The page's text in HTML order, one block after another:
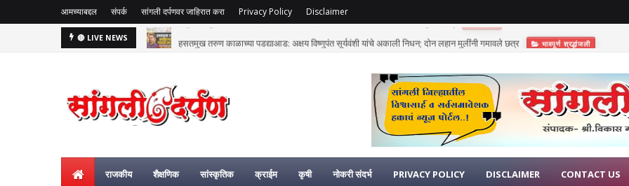
आमच्याबद्दल संपर्क सांगली दर्पणवर जाहिरात करा Privacy Policy Disclaimer
🔴 LIVE NEWS हसतमुख तरुण काळाच्या पडद्याआड: अक्षय विष्णुपंत सूर्यवंशी यांचे अकाली निधन; दोन लहान मुलींनी गमावले छत्र भावपूर्ण श्रद्धांजली
राजकीय शैक्षणिक सांस्कृतिक क्राईम कृषी नोकरी संदर्भ PRIVACY POLICY DISCLAIMER CONTACT US